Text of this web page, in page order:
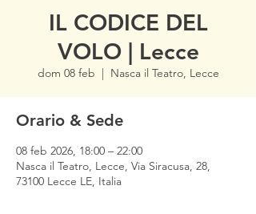
IL CODICE DEL
VOLO | Lecce
dom 08 feb
  |
Nasca il Teatro, Lecce
Orario & Sede
08 feb 2026, 18:00 – 22:00
Nasca il Teatro, Lecce, Via Siracusa, 28,
73100 Lecce LE, Italia